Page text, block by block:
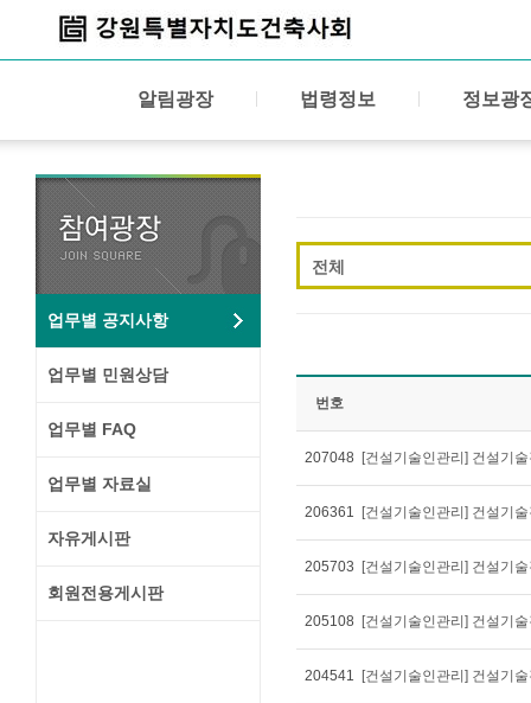
알림광장 법령정보 정보광
업무별 공지사항
업무별 민원상담
업무별 FAQ
업무별 자료실
자유게시판
회원전용게시판
전체
번호
207048 [건설기술인관리] 건설기
206361 [건설기술인관리] 건설기
205703 [건설기술인관리] 건설기
205108 [건설기술인관리] 건설기
204541 [건설기술인관리] 건설기